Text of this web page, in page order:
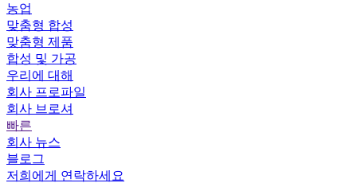
농업
맞춤형 합성
맞춤형 제품
합성 및 가공
우리에 대해
회사 프로파일
회사 브로셔
빠른
회사 뉴스
블로그
저희에게 연락하세요